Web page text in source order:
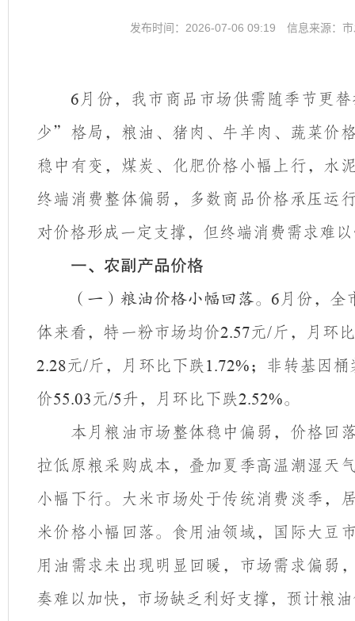
发布时间：2026-07-06 09:19 信息来源：
6 月份，我市商品市场供需随季节更
少”格局，粮油、猪肉、牛羊肉、蔬菜价
稳中有变，煤炭、化肥价格小幅上行，水
终端消费整体偏弱，多数商品价格承压运
对价格形成一定支撑，但终端消费需求难
一、农副产品价格
（一）粮油价格小幅回落。 6 月份，全
体来看，特一粉市场均价2.57元/斤，月环
2.28元/斤，月环比下跌 1.72%；非转基因
价55.03元/5升，月环比下跌2.52%。
本月粮油市场整体稳中偏弱，价格回
拉低原粮采购成本，叠加夏季高温潮湿天
小幅下行。大米市场处于传统消费淡季，
米价格小幅回落。食用油领域，国际大豆
用油需求未出现明显回暖，市场需求偏弱
奏难以加快，市场缺乏利好支撑，预计粮